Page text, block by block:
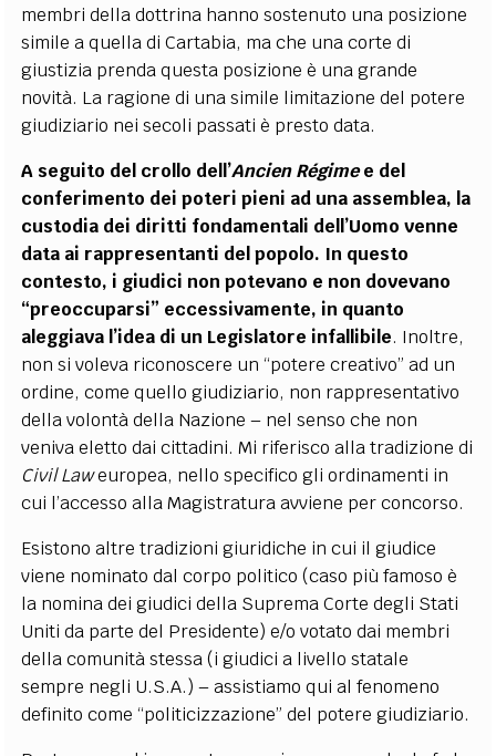
membri della dottrina hanno sostenuto una posizione
simile a quella di Cartabia, ma che una corte di
giustizia prenda questa posizione è una grande
novità. La ragione di una simile limitazione del potere
giudiziario nei secoli passati è presto data.
A seguito del crollo dell’Ancien Régimee del
conferimento dei poteri pieni ad una assemblea, la
custodia dei diritti fondamentali dell’Uomo venne
data ai rappresentanti del popolo. In questo
contesto, i giudici non potevano e non dovevano
“preoccuparsi” eccessivamente, in quanto
aleggiava l’idea di un Legislatore infallibile. Inoltre,
non si voleva riconoscere un “potere creativo” ad un
ordine, come quello giudiziario, non rappresentativo
della volontà della Nazione – nel senso che non
veniva eletto dai cittadini. Mi riferisco alla tradizione di
Civil Laweuropea, nello specifico gli ordinamenti in
cui l’accesso alla Magistratura avviene per concorso.
Esistono altre tradizioni giuridiche in cui il giudice
viene nominato dal corpo politico (caso più famoso è
la nomina dei giudici della Suprema Corte degli Stati
Uniti da parte del Presidente) e/o votato dai membri
della comunità stessa (i giudici a livello statale
sempre negli U.S.A.) – assistiamo qui al fenomeno
definito come “politicizzazione” del potere giudiziario.